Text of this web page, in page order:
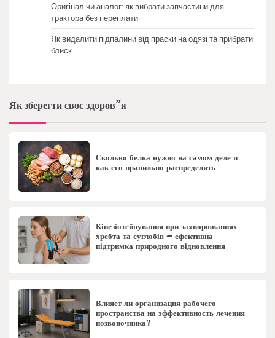
Оригінал чи аналог: як вибрати запчастини для
трактора без переплати
Як видалити підпалини від праски на одязі та прибрати
блиск
Як зберегти своє здоров”я
Сколько белка нужно на самом деле и
как его правильно распределить
Кінезіотейпування при захворюваннях
хребта та суглобів – ефективна
підтримка природного відновлення
Влияет ли организация рабочего
пространства на эффективность лечения
позвоночника?